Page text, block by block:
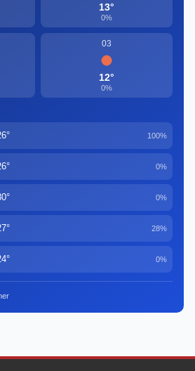
13°
0%
03
12°
0%
100%
0%
0%
28%
0%